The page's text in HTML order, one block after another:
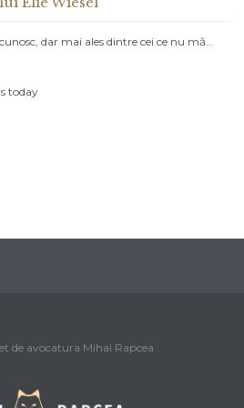
dar mai ales dintre cei ce nu mă…
today
de avocatura Mihai Rapcea